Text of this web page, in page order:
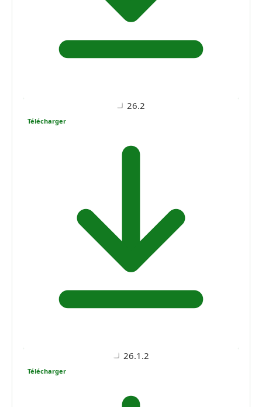
26.2
Télécharger
26.1.2
Télécharger